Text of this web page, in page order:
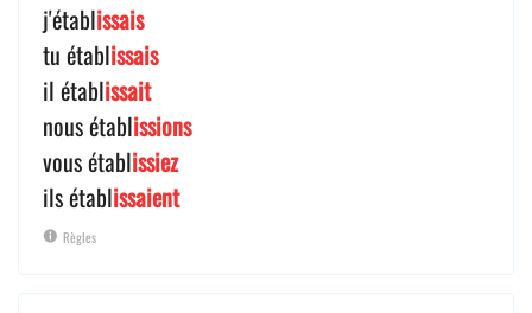
j'établissais
tu établissais
il établissait
nous établissions
vous établissiez
ils établissaient
Règles